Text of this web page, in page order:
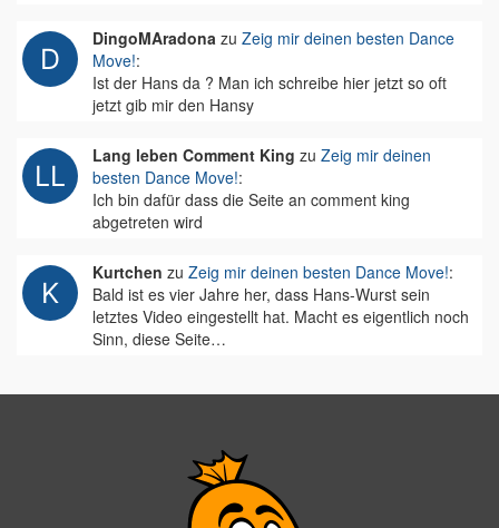
DingoMAradona zu Zeig mir deinen besten Dance
Move!:
Ist der Hans da ? Man ich schreibe hier jetzt so oft
jetzt gib mir den Hansy
Lang leben Comment King zu Zeig mir deinen
besten Dance Move!:
Ich bin dafür dass die Seite an comment king
abgetreten wird
Kurtchen zu Zeig mir deinen besten Dance Move!:
Bald ist es vier Jahre her, dass Hans-Wurst sein
letztes Video eingestellt hat. Macht es eigentlich noch
Sinn, diese Seite…